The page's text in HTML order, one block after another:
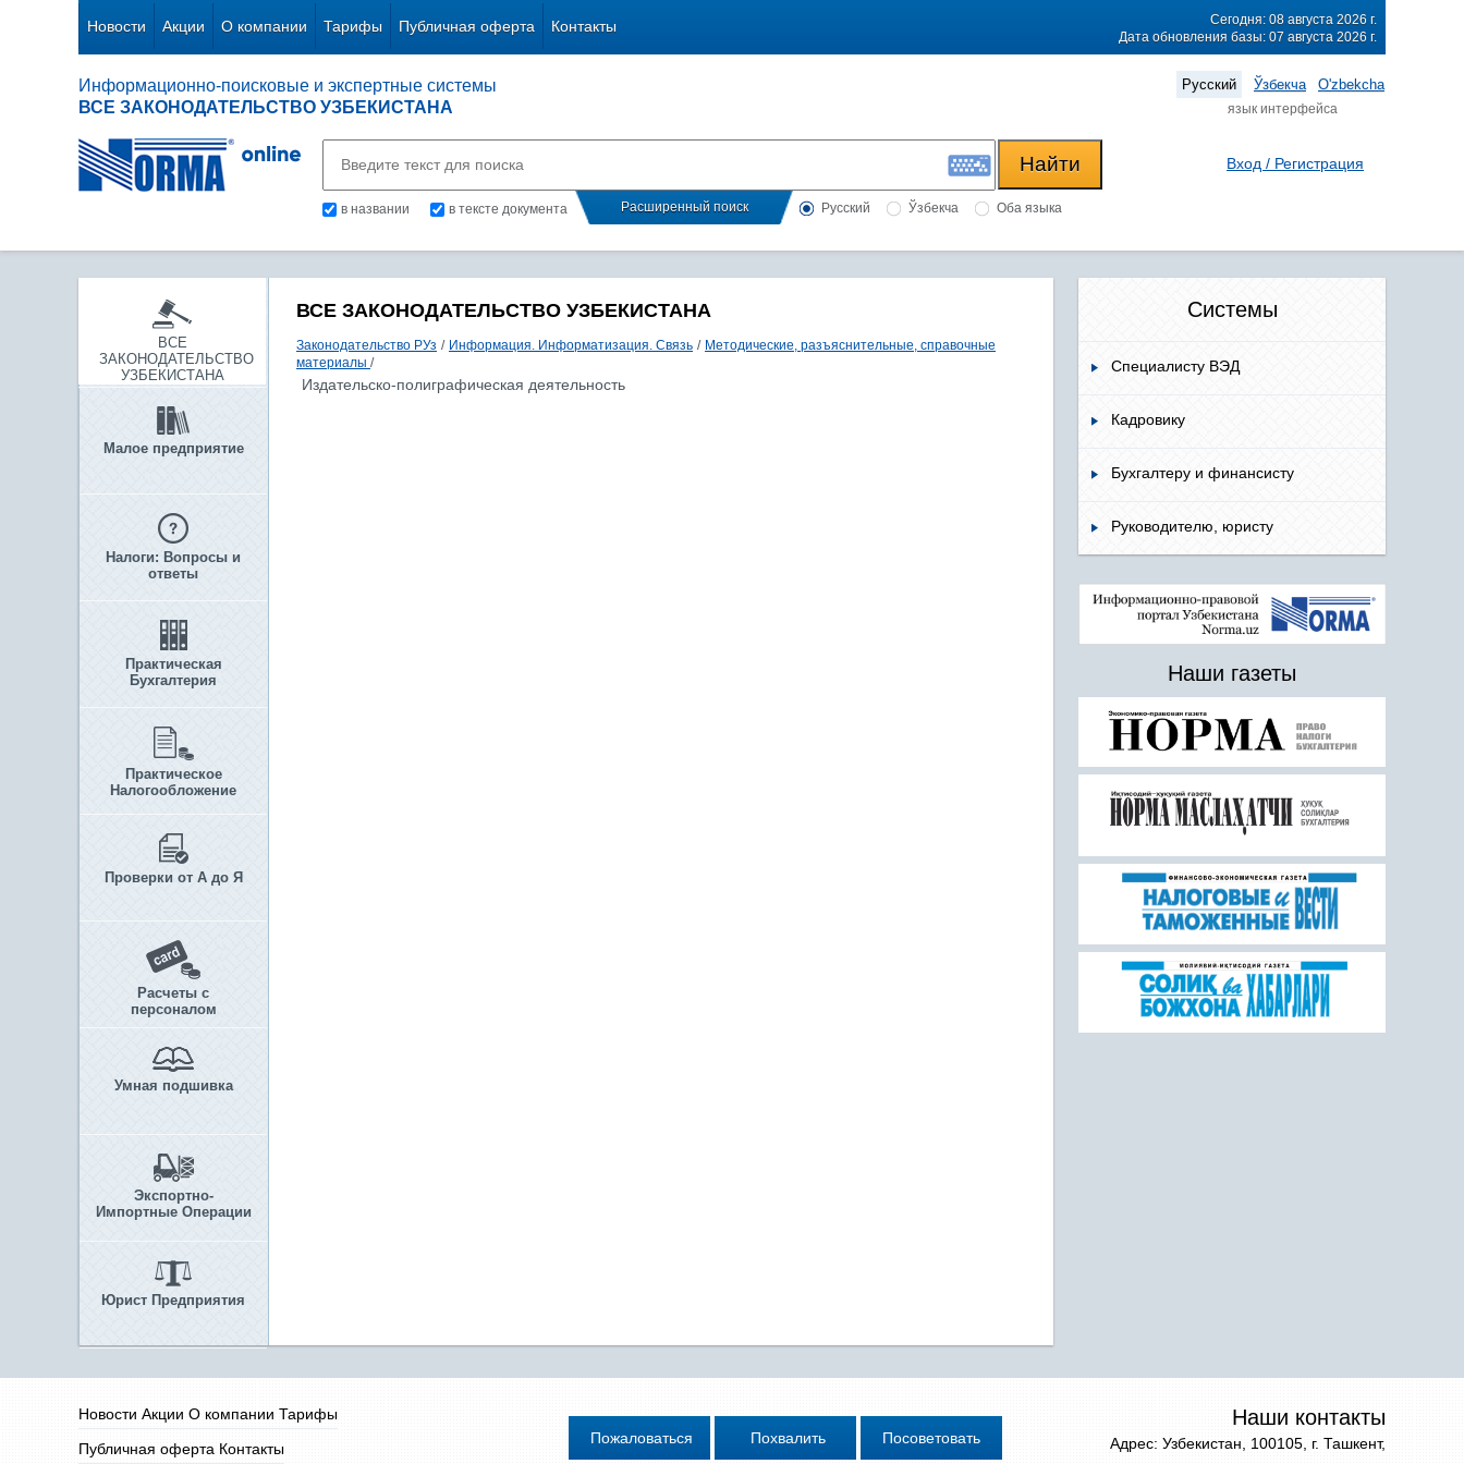
Новости Акции О компании Тарифы Публичная оферта Контакты
Сегодня: 08 августа 2026 г.
Дата обновления базы: 07 августа 2026 г.
Информационно-поисковые и экспертные системы
ВСЕ ЗАКОНОДАТЕЛЬСТВО УЗБЕКИСТАНА
Русский Ўзбекча O'zbekcha
язык интерфейса
в названии в тексте документа Расширенный поиск Русский Ўзбекча Оба языка
Вход / Регистрация
ВСЕ
ЗАКОНОДАТЕЛЬСТВО
УЗБЕКИСТАНА
Малое предприятие
Налоги: Вопросы и
ответы
Практическая
Бухгалтерия
Практическое
Налогообложение
Проверки от А до Я
Расчеты с
персоналом
Умная подшивка
Экспортно-
Импортные Операции
Юрист Предприятия
ВСЕ ЗАКОНОДАТЕЛЬСТВО УЗБЕКИСТАНА
Законодательство РУз / Информация. Информатизация. Связь / Методические, разъяснительные, справочные
материалы /
Издательско-полиграфическая деятельность
Системы
Специалисту ВЭД
Кадровику
Бухгалтеру и финансисту
Руководителю, юристу
Наши газеты
Новости Акции О компании Тарифы
Публичная оферта Контакты
Наши контакты
Адрес: Узбекистан, 100105, г. Ташкент,